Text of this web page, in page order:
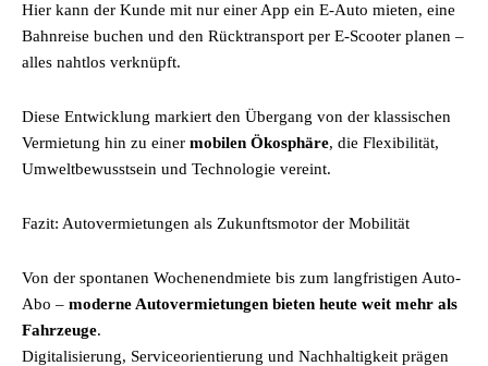
Hier kann der Kunde mit nur einer App ein E-Auto mieten, eine
Bahnreise buchen und den Rücktransport per E-Scooter planen –
alles nahtlos verknüpft.
Diese Entwicklung markiert den Übergang von der klassischen
Vermietung hin zu einer mobilen Ökosphäre, die Flexibilität,
Umweltbewusstsein und Technologie vereint.
Fazit: Autovermietungen als Zukunftsmotor der Mobilität
Von der spontanen Wochenendmiete bis zum langfristigen Auto-
Abo – moderne Autovermietungen bieten heute weit mehr als
Fahrzeuge.
Digitalisierung, Serviceorientierung und Nachhaltigkeit prägen